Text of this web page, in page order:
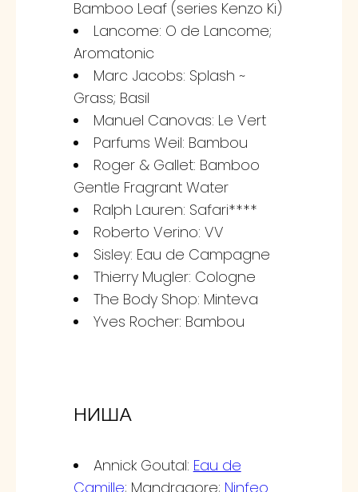
Bamboo Leaf (series Kenzo Ki)
Lancome: O de Lancome;
Aromatonic
Marc Jacobs: Splash ~
Grass; Basil
Manuel Canovas: Le Vert
Parfums Weil: Bambou
Roger & Gallet: Bamboo
Gentle Fragrant Water
Ralph Lauren: Safari****
Roberto Verino: VV
Sisley: Eau de Campagne
Thierry Mugler: Cologne
The Body Shop: Minteva
Yves Rocher: Bambou
НИША
Annick Goutal: Eau de
Camille; Mandragore; Ninfeo